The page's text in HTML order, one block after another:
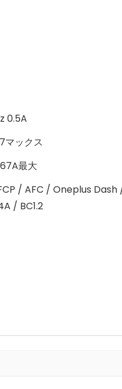
0.5A
マックス
最大
/ AFC / Oneplus
/ BC1.2